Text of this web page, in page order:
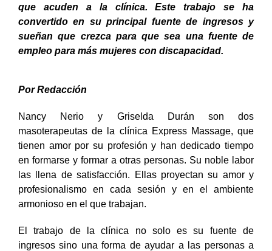
que acuden a la clínica. Este trabajo se ha
convertido en su principal fuente de ingresos y
sueñan que crezca para que sea una fuente de
empleo para más mujeres con discapacidad.
Por Redacción
Nancy Nerio y Griselda Durán son dos
masoterapeutas de la clínica Express Massage, que
tienen amor por su profesión y han dedicado tiempo
en formarse y formar a otras personas. Su noble labor
las llena de satisfacción. Ellas proyectan su amor y
profesionalismo en cada sesión y en el ambiente
armonioso en el que trabajan.
El trabajo de la clínica no solo es su fuente de
ingresos sino una forma de ayudar a las personas a